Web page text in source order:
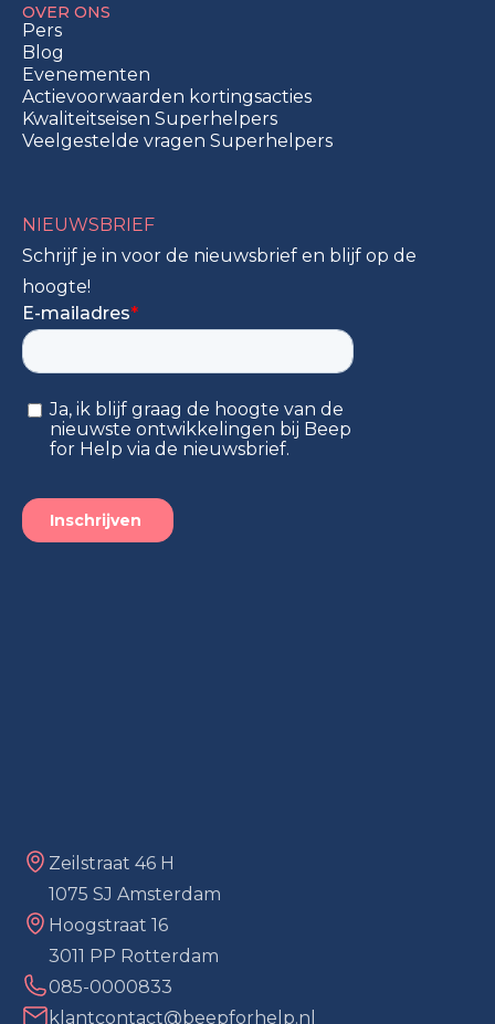
OVER ONS
Pers
Blog
Evenementen
Actievoorwaarden kortingsacties
Kwaliteitseisen Superhelpers
Veelgestelde vragen Superhelpers
Zeilstraat 46 H
1075 SJ Amsterdam
Hoogstraat 16
3011 PP Rotterdam
085-0000833
klantcontact@beepforhelp.nl
NIEUWSBRIEF
Schrijf je in voor de nieuwsbrief en blijf op de
hoogte!